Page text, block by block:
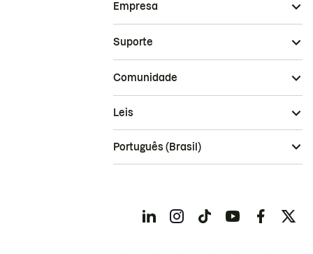
Empresa
Suporte
Comunidade
Leis
Português (Brasil)